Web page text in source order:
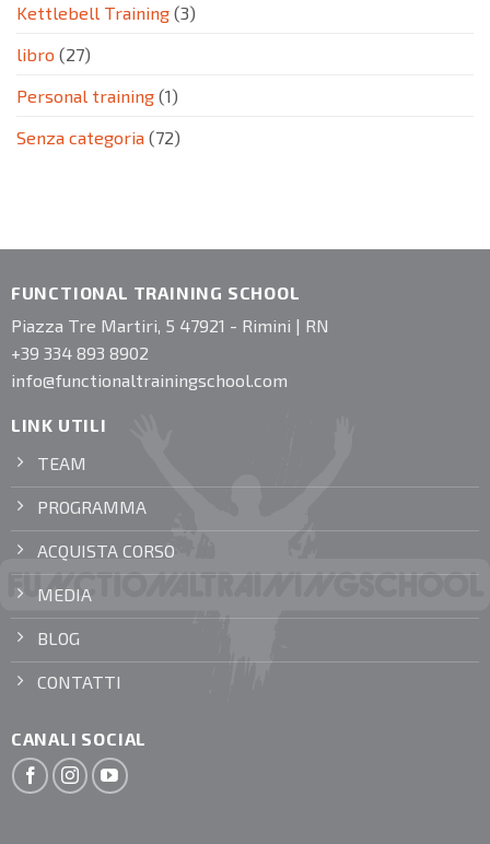
Kettlebell Training (3)
libro (27)
Personal training (1)
Senza categoria (72)
FUNCTIONAL TRAINING SCHOOL
Piazza Tre Martiri, 5 47921 - Rimini | RN
+39 334 893 8902
info@functionaltrainingschool.com
LINK UTILI
TEAM
PROGRAMMA
ACQUISTA CORSO
MEDIA
BLOG
CONTATTI
CANALI SOCIAL